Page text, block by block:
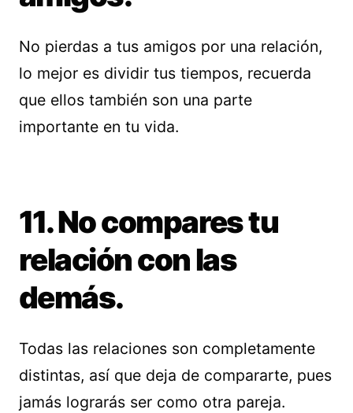
No pierdas a tus amigos por una relación,
lo mejor es dividir tus tiempos, recuerda
que ellos también son una parte
importante en tu vida.
11. No compares tu
relación con las
demás.
Todas las relaciones son completamente
distintas, así que deja de compararte, pues
jamás lograrás ser como otra pareja.